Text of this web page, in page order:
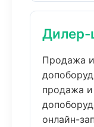
Дилер-
Продажа
продажа и
онлайн-